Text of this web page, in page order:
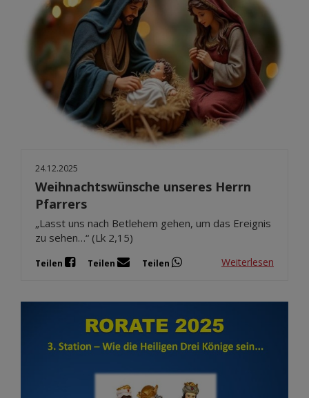
24.12.2025
Weihnachtswünsche unseres Herrn
Pfarrers
„Lasst uns nach Betlehem gehen, um das Ereignis
zu sehen…“ (Lk 2,15)
Teilen Teilen Teilen Weiterlesen